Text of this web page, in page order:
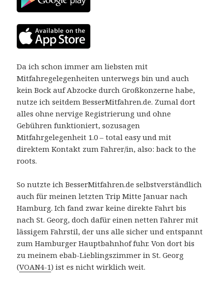
Da ich schon immer am liebsten mit
Mitfahregelegenheiten unterwegs bin und auch
kein Bock auf Abzocke durch Großkonzerne habe,
nutze ich seitdem BesserMitfahren.de. Zumal dort
alles ohne nervige Registrierung und ohne
Gebühren funktioniert, sozusagen
Mitfahrgelegenheit 1.0 – total easy und mit
direktem Kontakt zum Fahrer/in, also: back to the
roots.
So nutzte ich BesserMitfahren.de selbstverständlich
auch für meinen letzten Trip Mitte Januar nach
Hamburg. Ich fand zwar keine direkte Fahrt bis
nach St. Georg, doch dafür einen netten Fahrer mit
lässigem Fahrstil, der uns alle sicher und entspannt
zum Hamburger Hauptbahnhof fuhr. Von dort bis
zu meinem ebab-Lieblingszimmer in St. Georg
(VOAN4-1) ist es nicht wirklich weit.